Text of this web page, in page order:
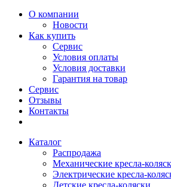
О компании
Новости
Как купить
Сервис
Условия оплаты
Условия доставки
Гарантия на товар
Сервис
Отзывы
Контакты
Каталог
Распродажа
Механические кресла-
Электрические кресла-
Детские кресла-коляски